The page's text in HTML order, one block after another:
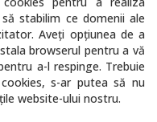
stabilim ce domenii ale
Aveţi opţiunea de a
browserul pentru a vă
a-l respinge. Trebuie
s-ar putea să nu
website-ului nostru.